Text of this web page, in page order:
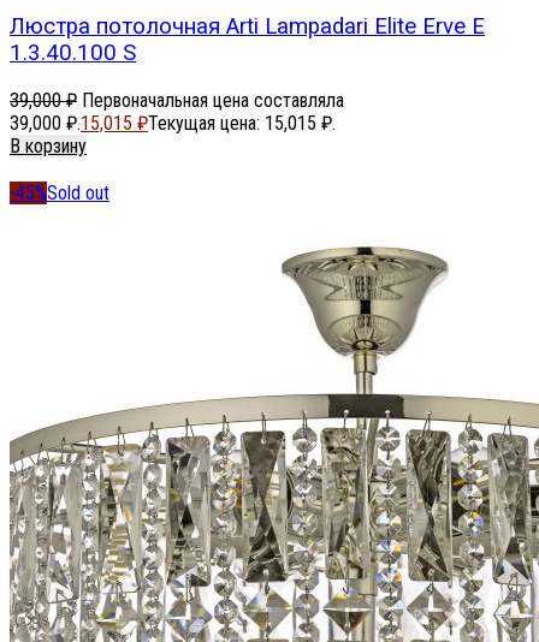
Люстра потолочная Arti Lampadari Elite Erve E
1.3.40.100 S
39,000₽ Первоначальная цена составляла
39,000 ₽.15,015 ₽Текущая цена: 15,015 ₽.
В корзину
-45%Sold out